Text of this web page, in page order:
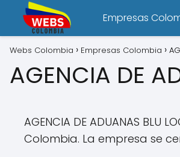
Empresas
Webs Colombia Empresas Colombia
AGENCIA DE
AGENCIA DE ADUANAS
Colombia. La empresa se